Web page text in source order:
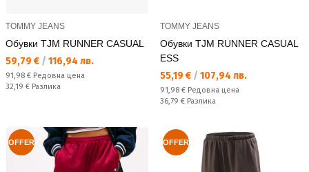
TOMMY JEANS
Обувки TJM RUNNER CASUAL
Текуща цена:
59,79 € / 116,94 лв.
Редовна цена:
91,98 € Редовна цена
Спестявате:
32,19 € Разлика
TOMMY JEANS
Обувки TJM RUNNER CASUAL
ESS
Текуща цена:
55,19 € / 107,94 лв.
Редовна цена:
91,98 € Редовна цена
Спестявате:
36,79 € Разлика
OFFER OFFER